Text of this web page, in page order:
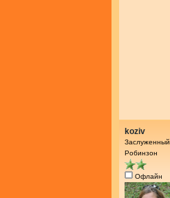
koziv
Заслуженный
Робинзон
Офлайн